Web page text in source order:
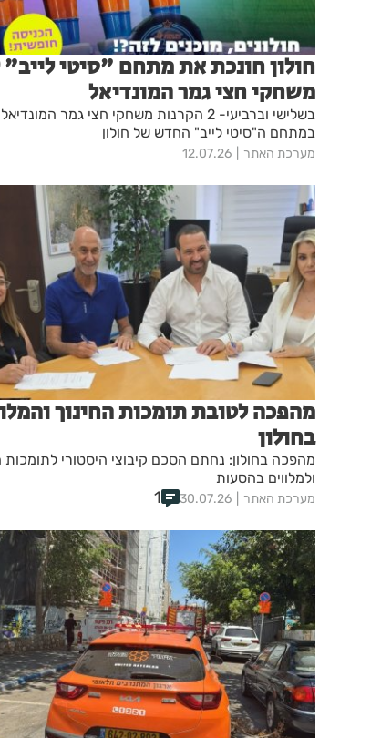
חולון חונכת את מתחם "סיטי
משחקי חצי גמר המונדיאל
בשלישי וברביעי- 2 הקרנות משחקי חצי גמר המונדיאל
במתחם ה"סיטי לייב" החדש של חולון
מערכת האתר 12.07.26
מהפכה לטובת תומכות החינוך
בחולון
מהפכה בחולון: נחתם הסכם קיבוצי היסטורי לתומכות
ולמלווים בהסעות
מערכת האתר 30.07.26
1